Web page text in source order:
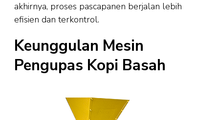
akhirnya, proses pascapanen berjalan lebih
efisien dan terkontrol.
Keunggulan Mesin
Pengupas Kopi Basah